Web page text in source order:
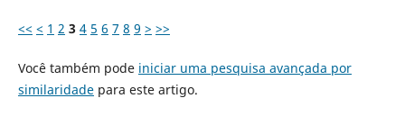
<< < 1 2 3 4 5 6 7 8 9 > >>
Você também pode iniciar uma pesquisa avançada por
similaridadepara este artigo.